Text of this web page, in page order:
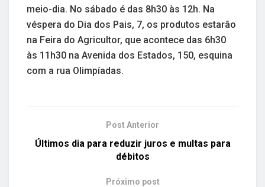
meio-dia. No sábado é das 8h30 às 12h. Na
véspera do Dia dos Pais, 7, os produtos estarão
na Feira do Agricultor, que acontece das 6h30
às 11h30 na Avenida dos Estados, 150, esquina
com a rua Olimpíadas.
Post Anterior
Últimos dia para reduzir juros e multas para
débitos
Próximo post